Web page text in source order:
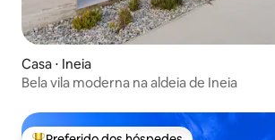
Casa ⋅ Ineia
Bela vila moderna na aldeia de Ineia